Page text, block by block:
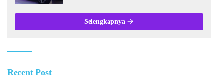
Selengkapnya
Recent Post